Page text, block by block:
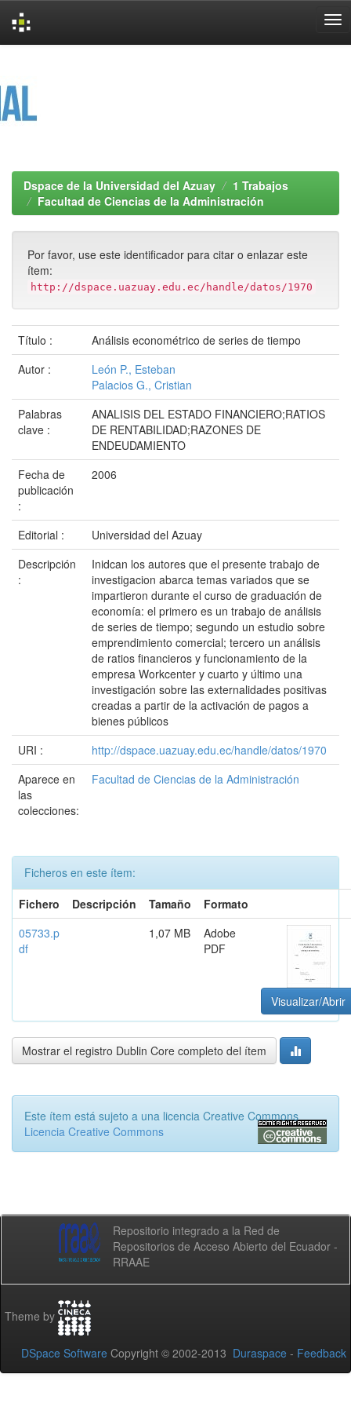
Dspace de la Universidad del Azuay
1 Trabajos
Facultad de Ciencias de la Administración
Por favor, use este identificador para citar o enlazar este
ítem:
http://dspace.uazuay.edu.ec/handle/datos/1970
Título :
Análisis econométrico de series de tiempo
Autor :
León P., Esteban
Palacios G., Cristian
Palabras
clave :
ANALISIS DEL ESTADO FINANCIERO;RATIOS
DE RENTABILIDAD;RAZONES DE
ENDEUDAMIENTO
Fecha de
publicación
:
2006
Editorial :
Universidad del Azuay
Descripción
:
Inidcan los autores que el presente trabajo de
investigacion abarca temas variados que se
impartieron durante el curso de graduación de
economía: el primero es un trabajo de análisis
de series de tiempo; segundo un estudio sobre
emprendimiento comercial; tercero un análisis
de ratios financieros y funcionamiento de la
empresa Workcenter y cuarto y último una
investigación sobre las externalidades positivas
creadas a partir de la activación de pagos a
bienes públicos
URI :
http://dspace.uazuay.edu.ec/handle/datos/1970
Aparece en
las
colecciones:
Facultad de Ciencias de la Administración
Ficheros en este ítem:
Fichero
Descripción Tamaño
Formato
05733.p
df
1,07 MB
Adobe
PDF
Visualizar/Abrir
Mostrar el registro Dublin Core completo del ítem
Este ítem está sujeto a una licencia Creative Commons
Licencia Creative Commons
Repositorio integrado a la Red de
Repositorios de Acceso Abierto del Ecuador -
RRAAE
Theme by
DSpace Software Copyright © 2002-2013 Duraspace - Feedback